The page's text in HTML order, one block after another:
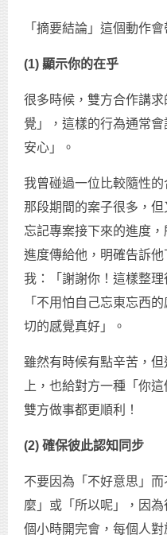
「摘要結論」這個動作
(1) 顯示你的在乎
很多時候，雙方合作講
覺」，這樣的行為通常
安心」。
我曾碰過一位比較隨性的
那段期間的案子很多，
忘記專案接下來的進度
進度傳給他，明確告訴
我：「謝謝你！這樣整
「不用怕自己忘東忘西
切的感覺真好」。
雖然有時候有點辛苦，
上，也給對方一種「你
雙方做事都更順利！
(2) 確保彼此認知同步
不要因為「不好意思」
麼」或「所以呢」，因
個小時開完會，每個人